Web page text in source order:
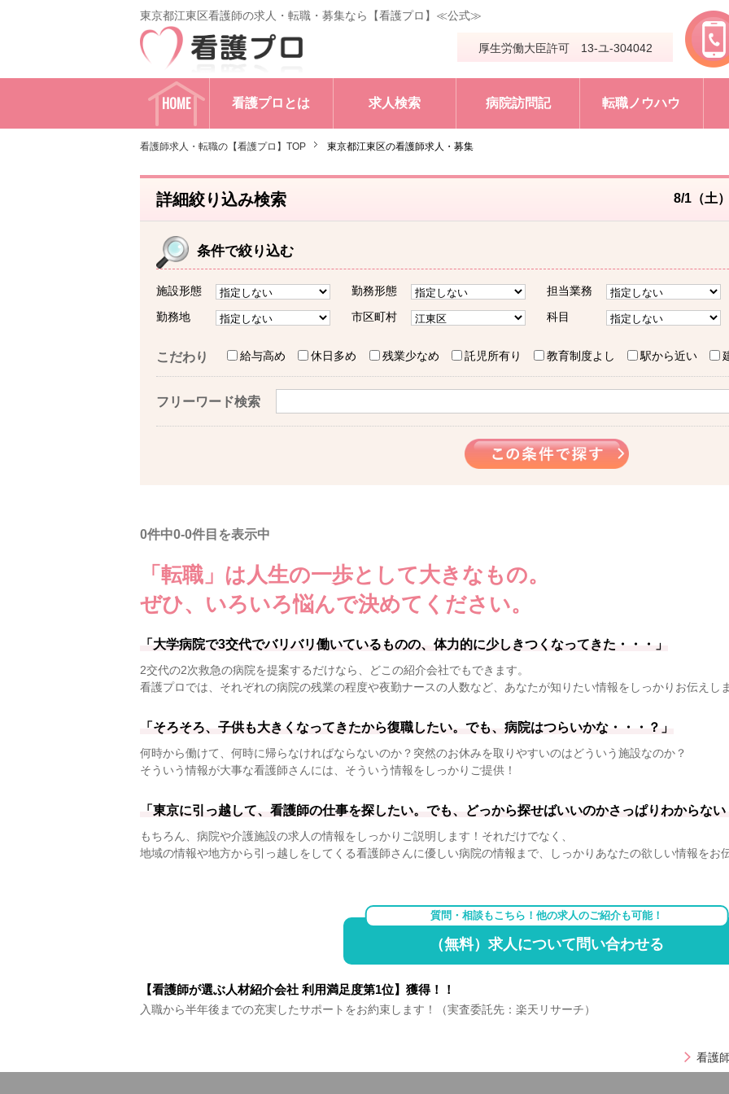
東京都江東区看護師の求人・転職・募集なら【看護プロ】≪公式≫
厚生労働大臣許可 13-ユ-304042
HOME 看護プロとは 求人検索 病院訪問記 転職ノウハウ
看護師求人・転職の【看護プロ】TOP 東京都江東区の看護師求人・募集
詳細絞り込み検索 8/1（土
条件で絞り込む
施設形態 勤務形態
担当業務
勤務地
市区町村 科目
こだわり 給与高め 休日多め 残業少なめ 託児所有り 教育制度よし 駅から近い
フリーワード検索
0件中0-0件目を表示中
「転職」は人生の一歩として大きなもの。
ぜひ、いろいろ悩んで決めてください。
「大学病院で3交代でバリバリ働いているものの、体力的に少しきつくなってきた・・・」
2交代の2次救急の病院を提案するだけなら、どこの紹介会社でもできます。
看護プロでは、それぞれの病院の残業の程度や夜勤ナースの人数など、あなたが知りたい情報をしっかりお伝えし
「そろそろ、子供も大きくなってきたから復職したい。でも、病院はつらいかな・・・？」
何時から働けて、何時に帰らなければならないのか？突然のお休みを取りやすいのはどういう施設なのか？
そういう情報が大事な看護師さんには、そういう情報をしっかりご提供！
「東京に引っ越して、看護師の仕事を探したい。でも、どっから探せばいいのかさっぱりわからな
もちろん、病院や介護施設の求人の情報をしっかりご説明します！それだけでなく、
地域の情報や地方から引っ越しをしてくる看護師さんに優しい病院の情報まで、しっかりあなたの欲しい情報をお
質問・相談もこちら！他の求人のご紹介も可能！
（無料）求人について問い合わせる
【看護師が選ぶ人材紹介会社 利用満足度第1位】獲得！！
入職から半年後までの充実したサポートをお約束します！（実査委託先：楽天リサーチ）
看護